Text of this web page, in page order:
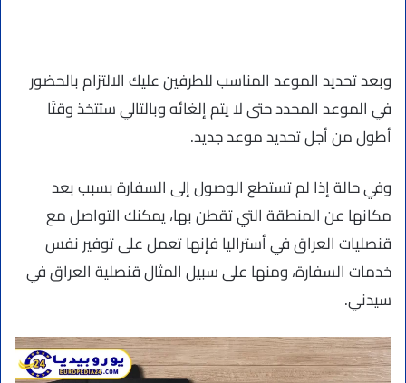
وبعد تحديد الموعد المناسب للطرفين عليك الالتزام بالحضور
في الموعد المحدد حتى لا يتم إلغائه وبالتالي ستتخذ وقتًا
أطول من أجل تحديد موعد جديد.
وفي حالة إذا لم تستطع الوصول إلى السفارة بسبب بعد
مكانها عن المنطقة التي تقطن بها، يمكنك التواصل مع
قنصليات العراق في أستراليا فإنها تعمل على توفير نفس
خدمات السفارة، ومنها على سبيل المثال قنصلية العراق في
سيدني.